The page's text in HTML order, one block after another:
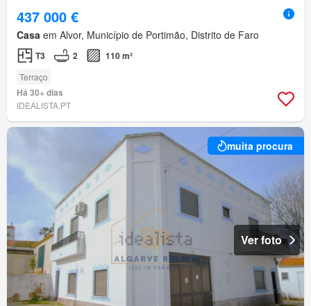
437 000 €
Casa em Alvor, Município de Portimão, Distrito de Faro
T3 2 110 m²
Terraço
Há 30+ dias
IDEALISTA.PT
muita procura
Ver foto